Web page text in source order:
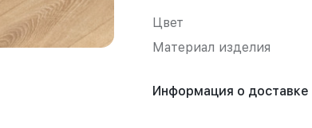
Цвет
Материал изделия
Информация о доставке